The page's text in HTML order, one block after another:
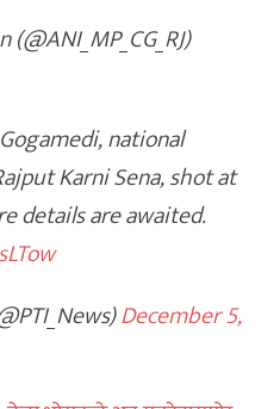
national
Karni Sena, shot at
details are awaited.
December 5,